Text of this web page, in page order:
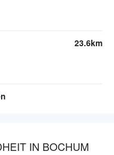
23.6km
IN BOCHUM